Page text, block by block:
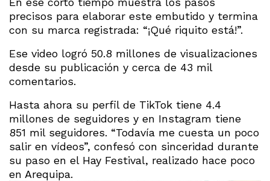
precisos para elaborar este embutido y termina
con su marca registrada: “¡Qué riquito está!”.
Ese video logró 50.8 millones de visualizaciones
desde su publicación y cerca de 43 mil
comentarios.
Hasta ahora su perfil de TikTok tiene 4.4
millones de seguidores y en Instagram tiene
851 mil seguidores. “Todavía me cuesta un poco
salir en vídeos”, confesó con sinceridad durante
su paso en el Hay Festival, realizado hace poco
en Arequipa.